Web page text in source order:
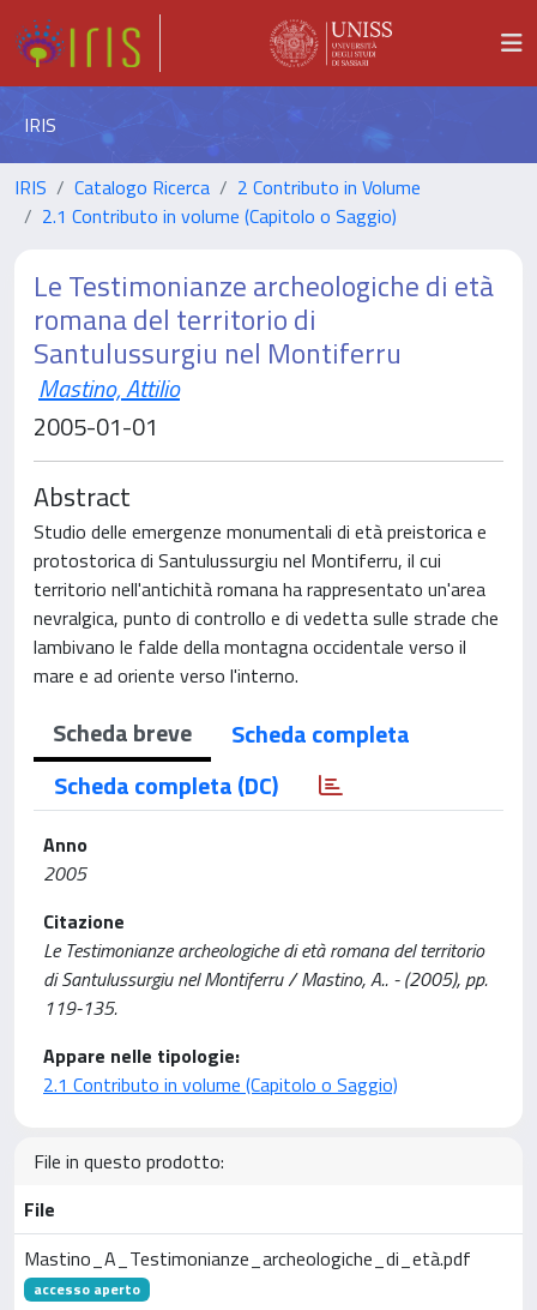
IRIS
IRIS Catalogo Ricerca
2 Contributo in Volume
2.1 Contributo in volume (Capitolo o Saggio)
Le Testimonianze archeologiche di età
romana del territorio di
Santulussurgiu nel Montiferru
Mastino, Attilio
2005-01-01
Abstract
Studio delle emergenze monumentali di età preistorica e
protostorica di Santulussurgiu nel Montiferru, il cui
territorio nell'antichità romana ha rappresentato un'area
nevralgica, punto di controllo e di vedetta sulle strade che
lambivano le falde della montagna occidentale verso il
mare e ad oriente verso l'interno.
Scheda breve
Scheda completa
Scheda completa (DC)
Anno
2005
Citazione
Le Testimonianze archeologiche di età romana del territorio
di Santulussurgiu nel Montiferru / Mastino, A.. - (2005), pp.
119-135.
Appare nelle tipologie:
2.1 Contributo in volume (Capitolo o Saggio)
File in questo prodotto:
File
Mastino_A_Testimonianze_archeologiche_di_età.pdf
accesso aperto